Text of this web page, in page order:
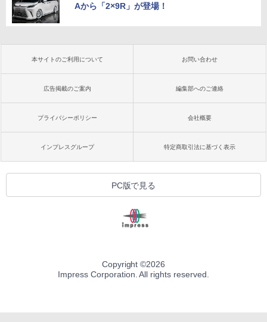
Aから「2×9R」が登場！
本サイトのご利用について お問い合わせ
広告掲載のご案内 編集部へのご連絡
プライバシーポリシー 会社概要
インプレスグループ 特定商取引法に基づく表示
PC版で見る
Copyright ©2026
Impress Corporation. All rights reserved.